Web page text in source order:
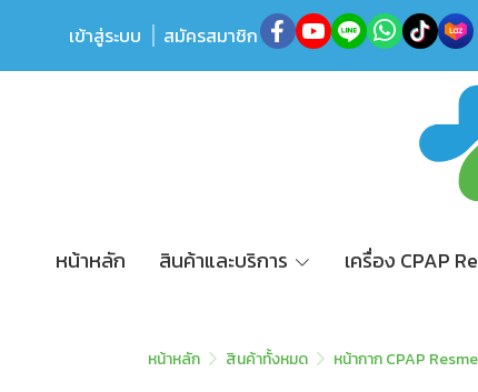
เข้าสู่ระบบ สมัครสมาชิก
หน้าหลัก สินค้าและบริการ เครื่อง CPAP
หน้าหลัก สินค้าทั้งหมด หน้ากาก CPAP